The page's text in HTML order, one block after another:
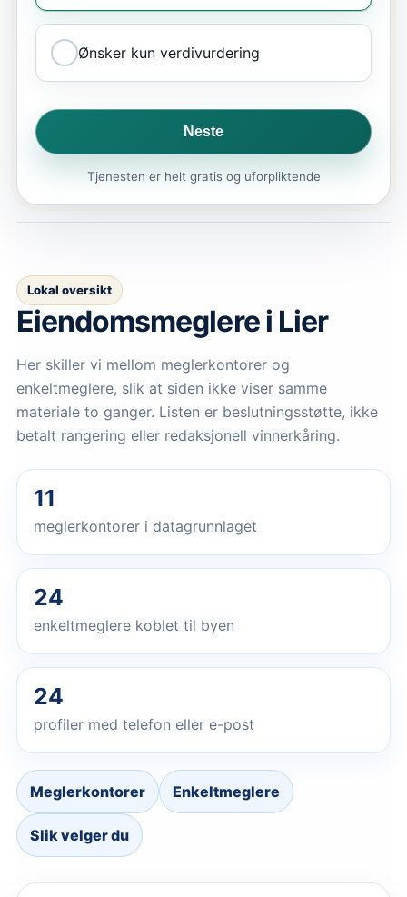
Ønsker kun verdivurdering
Neste
Tjenesten er helt gratis og uforpliktende
Lokal oversikt
Eiendomsmeglerei Lier
Her skiller vi mellom meglerkontorer og
enkeltmeglere, slik at siden ikke viser samme
materiale to ganger. Listen er beslutningsstøtte, ikke
betalt rangering eller redaksjonell vinnerkåring.
11
meglerkontorer i datagrunnlaget
24
enkeltmeglere koblet til byen
24
profiler med telefon eller e-post
Meglerkontorer Enkeltmeglere
Slik velger du